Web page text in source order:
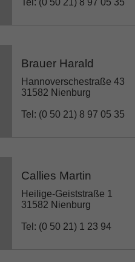
Tel: (0 50 21) 8 97 05 35
Brauer Harald
Hannoverschestraße 43
31582 Nienburg
Tel: (0 50 21) 8 97 05 35
Callies Martin
Heilige-Geiststraße 1
31582 Nienburg
Tel: (0 50 21) 1 23 94